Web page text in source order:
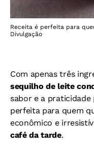
Receita é perfeita para
Divulgação
Com apenas três
sequilho de leite
sabor e a
perfeita para quem
econômico e
café da tarde.